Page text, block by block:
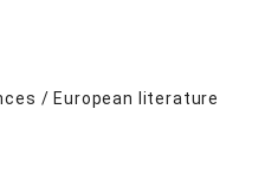
/ European literature